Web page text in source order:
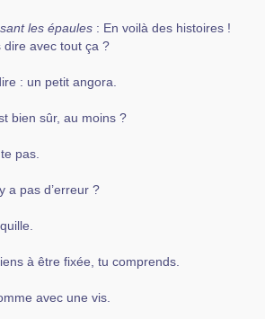
les épaules : En voilà des histoires !
dire avec tout ça ?
: un petit angora.
bien sûr, au moins ?
pas.
a pas d’erreur ?
à être fixée, tu comprends.
avec une vis.